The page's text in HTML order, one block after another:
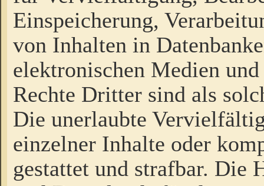
Einspeicherung,
von Inhalten in
elektronischen Medien
Rechte Dritter sind als
Die unerlaubte
einzelner Inhalte oder
gestattet und strafbar. Die